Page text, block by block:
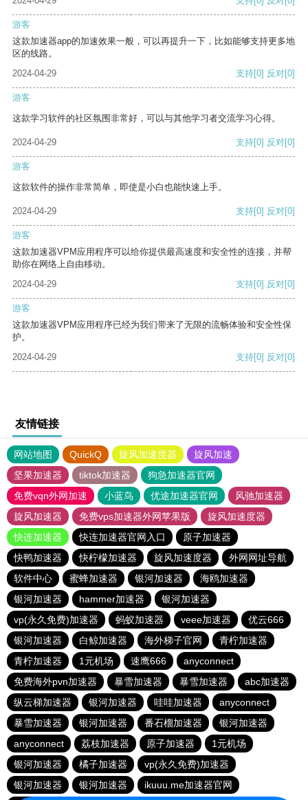
游客
这款加速器app的加速效果一般，可以再提升一下，比如能够支持更多地
区的线路。
2024-04-29
支持[0] 反对[0]
游客
这款学习软件的社区氛围非常好，可以与其他学习者交流学习心得。
2024-04-29 支持[0] 反对[0]
游客
这款软件的操作非常简单，即使是小白也能快速上手。
2024-04-29 支持[0] 反对[0]
游客
这款加速器VPM应用程序可以给你提供最高速度和安全性的连接，并帮
助你在网络上自由移动。
2024-04-29
支持[0] 反对[0]
游客
这款加速器VPM应用程序已经为我们带来了无限的流畅体验和安全性保
护。
2024-04-29
支持[0] 反对[0]
友情链接
网站地图 QuickQ 旋风加速度器
旋风加速
坚果加速器
tiktok加速器
狗急加速器官网
免费vqn外网加速
小蓝鸟 优途加速器官网
风驰加速器
旋风加速器
免费vps加速器外网苹果版
旋风加速度器
快连加速器
快连加速器官网入口
原子加速器
快鸭加速器
快柠檬加速器 旋风加速度器
外网网址导航
软件中心
蜜蜂加速器 银河加速器
海鸥加速器
银河加速器
hammer加速器
银河加速器
vp(永久免费)加速器
蚂蚁加速器 veee加速器
优云666
银河加速器
白鲸加速器 海外梯子官网
青柠加速器
青柠加速器
1元机场 速鹰666
anyconnect
免费海外pvn加速器
暴雪加速器 暴雪加速器
abc加速器
纵云梯加速器
银河加速器 哇哇加速器
anyconnect
暴雪加速器
银河加速器 番石榴加速器
银河加速器
anyconnect
荔枝加速器 原子加速器
1元机场
银河加速器
橘子加速器
vp(永久免费)加速器
银河加速器
银河加速器 ikuuu.me加速器官网